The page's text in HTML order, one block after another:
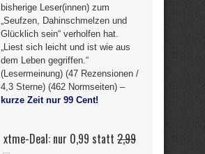
bisherige Leser(innen) zum
„Seufzen, Dahinschmelzen und
Glücklich sein“ verholfen hat.
„Liest sich leicht und ist wie aus
dem Leben gegriffen.“
(Lesermeinung) (47 Rezensionen /
4,3 Sterne) (462 Normseiten) –
kurze Zeit nur 99 Cent!
xtme-Deal: nur 0,99 statt 2,99